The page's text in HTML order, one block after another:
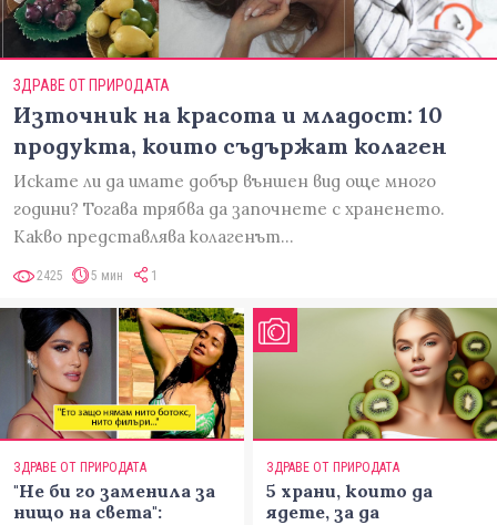
ЗДРАВЕ ОТ ПРИРОДАТА
Източник на красота и младост: 10
продукта, които съдържат колаген
Искате ли да имате добър външен вид още много
години? Тогава трябва да започнете с храненето.
Какво представлява колагенът…
2425 5 мин 1
ЗДРАВЕ ОТ ПРИРОДАТА
"Не би го заменила за
нищо на света":
ЗДРАВЕ ОТ ПРИРОДАТА
5 храни, които да
ядете, за да